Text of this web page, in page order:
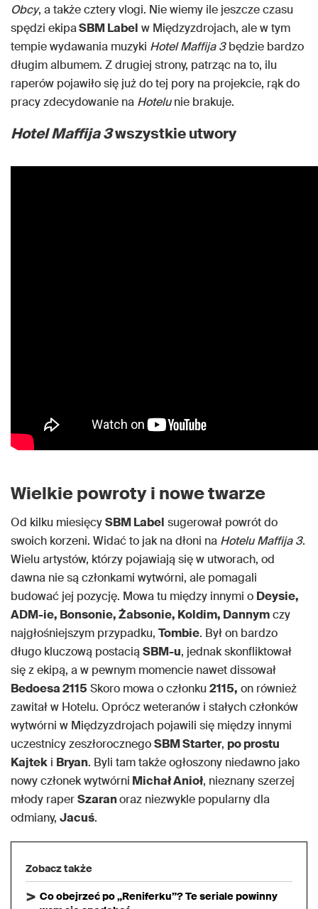
Obcy, a także cztery vlogi. Nie wiemy ile jeszcze czasu
spędzi ekipaSBM Label w Międzyzdrojach, ale w tym
tempie wydawania muzyki Hotel Maffija 3będzie bardzo
długim albumem. Z drugiej strony, patrząc na to, ilu
raperów pojawiło się już do tej pory na projekcie, rąk do
pracy zdecydowanie na Hotelunie brakuje.
Hotel Maffija 3wszystkie utwory
Wielkie powroty i nowe twarze
Od kilku miesięcySBM Label sugerował powrót do
swoich korzeni. Widać to jak na dłoni na Hotelu Maffija 3.
Wielu artystów, którzy pojawiają się w utworach, od
dawna nie są członkami wytwórni, ale pomagali
budować jej pozycję. Mowa tu między innymi o Deysie,
ADM-ie, Bonsonie, Żabsonie, Koldim, Dannymczy
najgłośniejszym przypadku, Tombie. Był on bardzo
długo kluczową postaciąSBM-u, jednak skonfliktował
się z ekipą, a w pewnym momencie nawet dissował
Bedoesa 2115 Skoro mowa o członku 2115, on również
zawitał w Hotelu. Oprócz weteranów i stałych członków
wytwórni w Międzyzdrojach pojawili się między innymi
uczestnicy zeszłorocznegoSBM Starter, po prostu
Kajtek i Bryan. Byli tam także ogłoszony niedawno jako
nowy członek wytwórni Michał Anioł, nieznany szerzej
młody raperSzaranoraz niezwykle popularny dla
odmiany, Jacuś.
Zobacz także
Co obejrzeć po „Reniferku”? Te seriale powinny